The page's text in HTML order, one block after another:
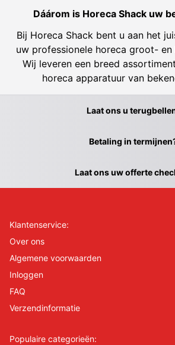
Dáárom is Horeca Shack uw
Bij Horeca Shack bent u aan het
uw professionele horeca groot- en
Wij leveren een breed
horeca apparatuur van
Laat ons u
Betaling in
Laat ons uw offerte
Klantenservice:
Over ons
Algemene voorwaarden
Inloggen
FAQ
Verzendinformatie
Populaire categorieën: